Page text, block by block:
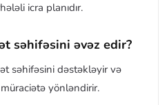
icra planıdır.
səhifəsini əvəz edir?
səhifəsini dəstəkləyir və
yönləndirir.